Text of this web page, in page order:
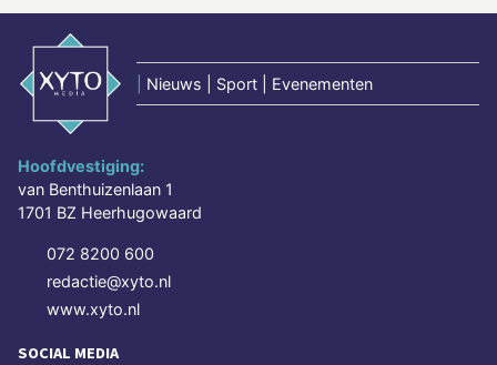
Nieuws | Sport | Evenementen
Hoofdvestiging:
van Benthuizenlaan 1
1701 BZ Heerhugowaard
072 8200 600
redactie@xyto.nl
www.xyto.nl
SOCIAL MEDIA